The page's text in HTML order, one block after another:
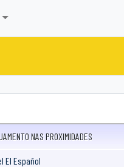
NAS PROXIMIDADES
El Español